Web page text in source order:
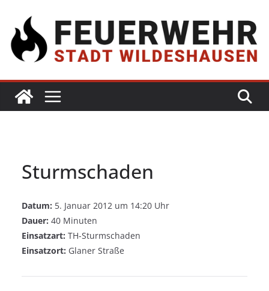
Sturmschaden
Datum: 5. Januar 2012 um 14:20 Uhr
Dauer: 40 Minuten
Einsatzart: TH-Sturmschaden
Einsatzort: Glaner Straße